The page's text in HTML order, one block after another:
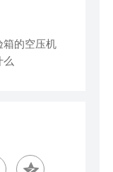
箱的空压机
么